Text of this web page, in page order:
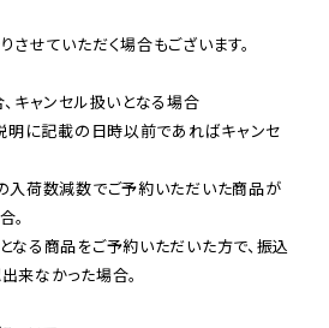
せていただく場合もございます。
キャンセル扱いとなる場合
明に記載の日時以前であればキャンセ
入荷数減数でご予約いただいた商品が
。
なる商品をご予約いただいた方で、振込
来なかった場合。